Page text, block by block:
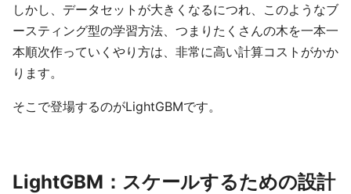
しかし、データセットが大きくなるにつれ、このようなブ
ースティング型の学習方法、つまりたくさんの木を一本一
本順次作っていくやり方は、非常に高い計算コストがかか
ります。
そこで登場するのがLightGBMです。
LightGBM：スケールするための設計